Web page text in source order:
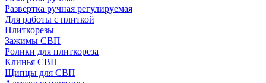
Развертка ручная регулируемая
Для работы с плиткой
Плиткорезы
Зажимы СВП
Ролики для плиткореза
Клинья СВП
Щипцы для СВП